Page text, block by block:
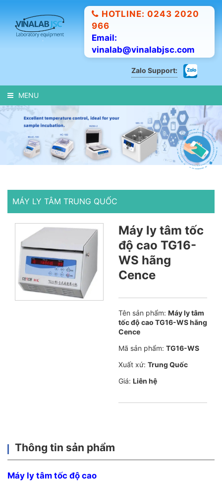
HOTLINE: 0243 2020
966
Email:
vinalab@vinalabjsc.com
Zalo Support:
MENU
MÁY LY TÂM TRUNG QUỐC
Máy ly tâm tốc
độ cao TG16-
WS hãng
Cence
Tên sản phẩm: Máy ly tâm
tốc độ cao TG16-WS hãng
Cence
Mã sản phẩm: TG16-WS
Xuất xứ: Trung Quốc
Giá: Liên hệ
Thông tin sản phẩm
Máy ly tâm tốc độ cao